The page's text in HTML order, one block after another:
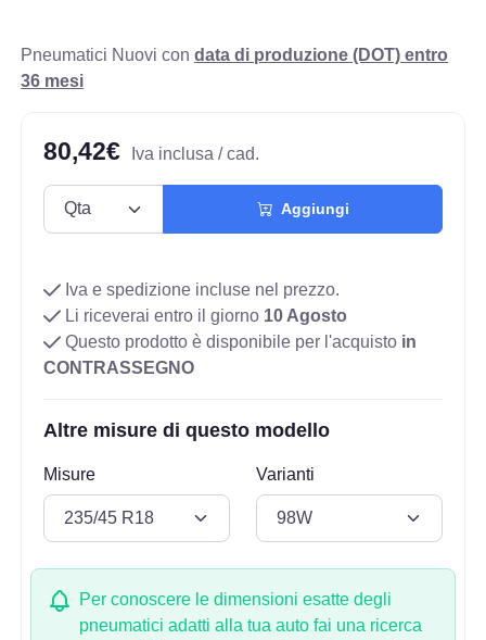
Pneumatici Nuovi condata di produzione (DOT) entro
36 mesi
80,42€ Iva inclusa / cad.
Aggiungi
Iva e spedizione incluse nel prezzo.
Li riceverai entro il giorno 10 Agosto
Questo prodotto è disponibile per l'acquisto in
CONTRASSEGNO
Altre misure di questo modello
Misure Varianti
Per conoscere le dimensioni esatte degli
pneumatici adatti alla tua auto fai una ricerca